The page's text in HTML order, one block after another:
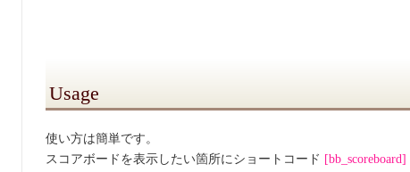
Usage
使い方は簡単です。
スコアボードを表示したい箇所にショートコード [bb_scoreboard]